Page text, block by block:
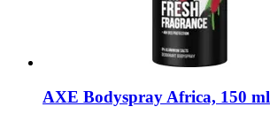
AXE Bodyspray Africa, 150 ml